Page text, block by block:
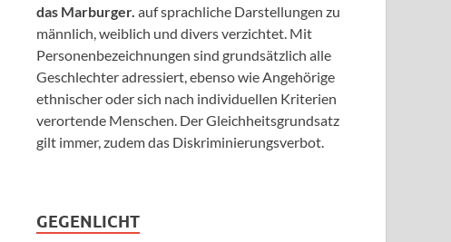
das Marburger. auf sprachliche Darstellungen zu
männlich, weiblich und divers verzichtet. Mit
Personenbezeichnungen sind grundsätzlich alle
Geschlechter adressiert, ebenso wie Angehörige
ethnischer oder sich nach individuellen Kriterien
verortende Menschen. Der Gleichheitsgrundsatz
gilt immer, zudem das Diskriminierungsverbot.
GEGENLICHT